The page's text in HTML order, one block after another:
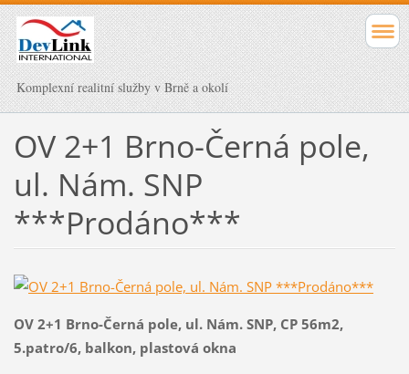
Komplexní realitní služby v Brně a okolí
OV 2+1 Brno-Černá pole,
ul. Nám. SNP
***Prodáno***
OV 2+1 Brno-Černá pole, ul. Nám. SNP, CP 56m2,
5.patro/6, balkon, plastová okna